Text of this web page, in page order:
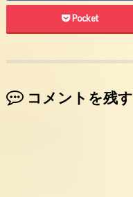
Pocket
コメントを残す